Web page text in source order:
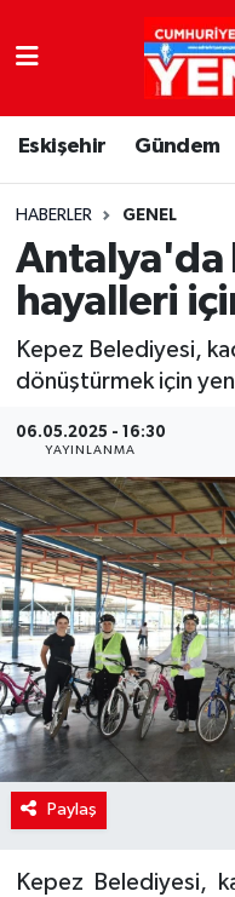
Eskişehir Gündem
HABERLER GENEL
Antalya'da
hayalleri
Kepez Belediyesi,
dönüştürmek için
06.05.2025 - 16:30
YAYINLANMA
Paylaş
Kepez Belediyesi,
Nöbetçi
Hava Durumu
Trafik Durumu
Süper Lig Puan
Tüm Manşetler
Son Dakika